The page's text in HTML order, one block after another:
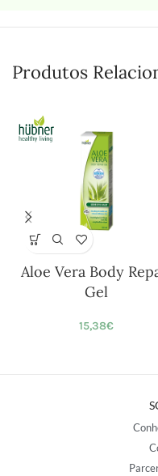
Produtos
Aloe Vera Body
Gel
15,38€